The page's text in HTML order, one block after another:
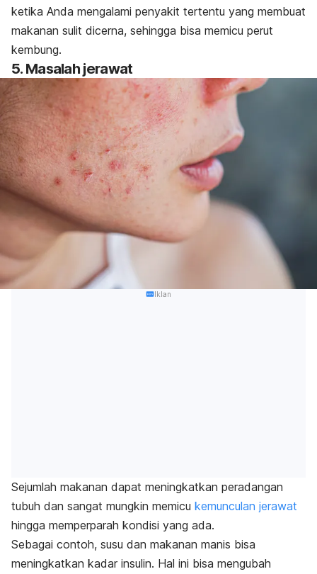
ketika Anda mengalami penyakit tertentu yang membuat
makanan sulit dicerna, sehingga bisa memicu perut
kembung.
5. Masalah jerawat
Iklan
Sejumlah makanan dapat meningkatkan peradangan
tubuh dan sangat mungkin memicu kemunculan jerawat
hingga memperparah kondisi yang ada.
Sebagai contoh, susu dan makanan manis bisa
meningkatkan kadar insulin. Hal ini bisa mengubah